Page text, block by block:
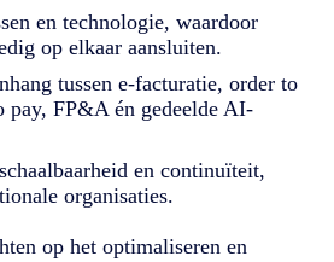
en technologie, waardoor
op elkaar aansluiten.
tussen e-facturatie, order to
pay, FP&A én gedeelde AI-
en continuïteit,
organisaties.
op het optimaliseren en